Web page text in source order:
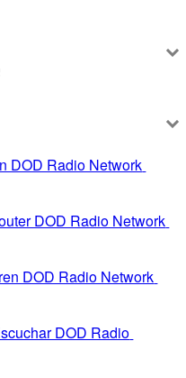
DOD Radio Network
DOD Radio Network
DOD Radio Network
DOD Radio